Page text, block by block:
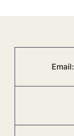
Email: